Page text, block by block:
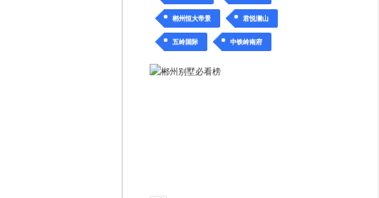
郴州恒大帝景 君悦澜山
五岭国际 中铁岭南府